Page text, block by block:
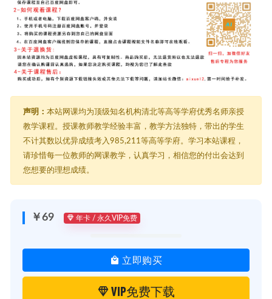
声明： 本站网课均为顶级知名机构清北等高等学府优秀名师亲授
教学课程。授课教师教学经验丰富，教学方法独特，带出的学生
不计其数以优异成绩考入985,211等高等学府。学习本站课程，
请珍惜每一位教师的网课教学，认真学习，相信您的付出会达到
您想要的理想成绩。
￥69 年卡 / 永久VIP免费
立即购买
VIP免费下载